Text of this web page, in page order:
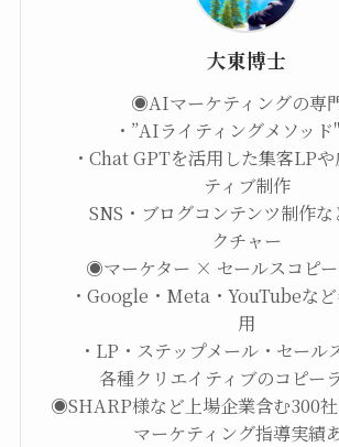
大東博士
◉AIマーケティングの専
・”AIライティングメソッド
・Chat GPTを活用した集客LPや
ティブ制作
SNS・ブログコンテンツ制作な
クチャー
◉マーケター × セールスコピ
・Google・Meta・YouTubeなど
用
・LP・ステップメール・セール
各種クリエイティブのコピー
◉SHARP様など上場企業含む300
マーケティング指導実績